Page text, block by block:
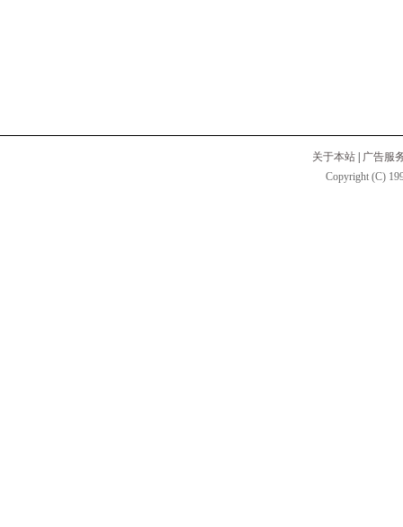
关于本站
广告服
Copyright (C)